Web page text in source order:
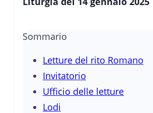
Sommario
Letture del rito Romano
Invitatorio
Ufficio delle letture
Lodi